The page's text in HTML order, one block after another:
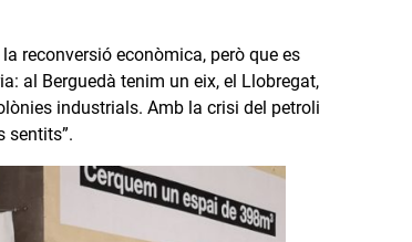
reconversió econòmica, però que es
al Berguedà tenim un eix, el Llobregat,
industrials. Amb la crisi del petroli
sentits”.